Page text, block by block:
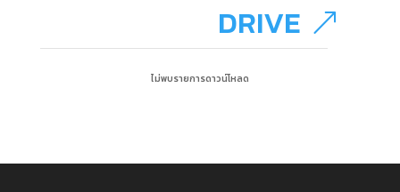
DRIVE
ไม่พบรายการดาวน์โหลด